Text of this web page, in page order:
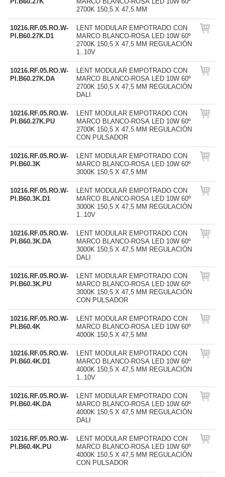
2700K 150,5 X 47,5 MM
10216.RF.05.RO.W-
PI.B60.27K.D1
LENT MODULAR EMPOTRADO CON
MARCO BLANCO-ROSA LED 10W 60º
2700K 150,5 X 47,5 MM REGULACIÓN
1..10V
10216.RF.05.RO.W-
PI.B60.27K.DA
LENT MODULAR EMPOTRADO CON
MARCO BLANCO-ROSA LED 10W 60º
2700K 150,5 X 47,5 MM REGULACIÓN
DALI
10216.RF.05.RO.W-
PI.B60.27K.PU
LENT MODULAR EMPOTRADO CON
MARCO BLANCO-ROSA LED 10W 60º
2700K 150,5 X 47,5 MM REGULACIÓN
CON PULSADOR
10216.RF.05.RO.W-
PI.B60.3K
LENT MODULAR EMPOTRADO CON
MARCO BLANCO-ROSA LED 10W 60º
3000K 150,5 X 47,5 MM
10216.RF.05.RO.W-
PI.B60.3K.D1
LENT MODULAR EMPOTRADO CON
MARCO BLANCO-ROSA LED 10W 60º
3000K 150,5 X 47,5 MM REGULACIÓN
1..10V
10216.RF.05.RO.W-
PI.B60.3K.DA
LENT MODULAR EMPOTRADO CON
MARCO BLANCO-ROSA LED 10W 60º
3000K 150,5 X 47,5 MM REGULACIÓN
DALI
10216.RF.05.RO.W-
PI.B60.3K.PU
LENT MODULAR EMPOTRADO CON
MARCO BLANCO-ROSA LED 10W 60º
3000K 150,5 X 47,5 MM REGULACIÓN
CON PULSADOR
10216.RF.05.RO.W-
PI.B60.4K
LENT MODULAR EMPOTRADO CON
MARCO BLANCO-ROSA LED 10W 60º
4000K 150,5 X 47,5 MM
10216.RF.05.RO.W-
PI.B60.4K.D1
LENT MODULAR EMPOTRADO CON
MARCO BLANCO-ROSA LED 10W 60º
4000K 150,5 X 47,5 MM REGULACIÓN
1..10V
10216.RF.05.RO.W-
PI.B60.4K.DA
LENT MODULAR EMPOTRADO CON
MARCO BLANCO-ROSA LED 10W 60º
4000K 150,5 X 47,5 MM REGULACIÓN
DALI
10216.RF.05.RO.W-
PI.B60.4K.PU
LENT MODULAR EMPOTRADO CON
MARCO BLANCO-ROSA LED 10W 60º
4000K 150,5 X 47,5 MM REGULACIÓN
CON PULSADOR